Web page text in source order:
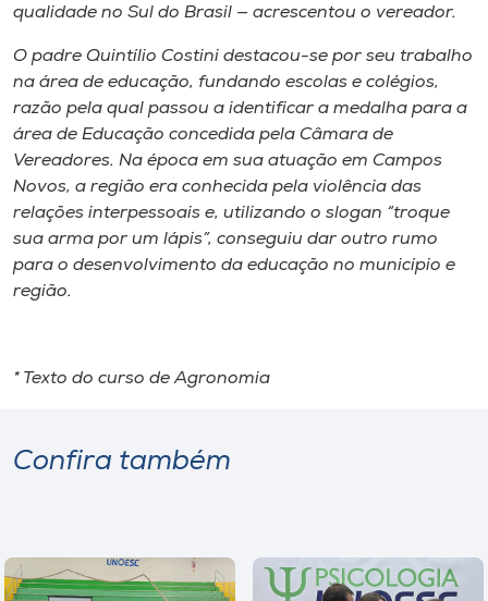
qualidade no Sul do Brasil — acrescentou o vereador.
O padre Quintílio Costini destacou-se por seu trabalho
na área de educação, fundando escolas e colégios,
razão pela qual passou a identificar a medalha para a
área de Educação concedida pela Câmara de
Vereadores. Na época em sua atuação em Campos
Novos, a região era conhecida pela violência das
relações interpessoais e, utilizando o slogan “troque
sua arma por um lápis”, conseguiu dar outro rumo
para o desenvolvimento da educação no município e
região.
* Texto do curso de Agronomia
Confira também